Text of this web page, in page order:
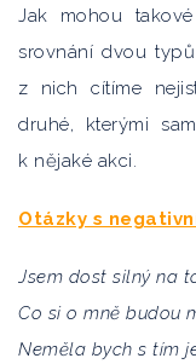
Jak mohou
srovnání dvou
z nich cítíme
druhé, kterými
k nějaké akci.
Otázky s
Jsem dost silný na
Co si o mně budou
Neměla bych s tím